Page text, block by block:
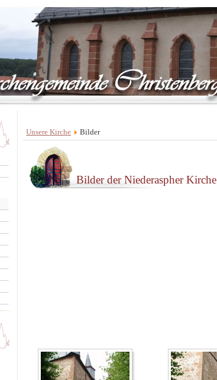
Unsere Kirche Bilder
Bilder der Niederaspher Kirche